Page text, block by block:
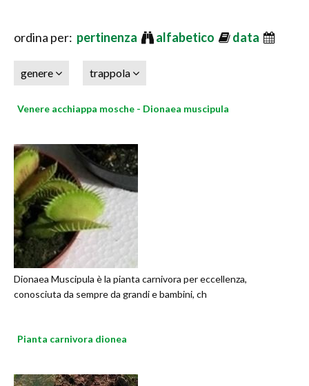
ordina per: pertinenza alfabetico data
genere trappola
Venere acchiappa mosche - Dionaea muscipula
Dionaea Muscipula è la pianta carnivora per eccellenza,
conosciuta da sempre da grandi e bambini, ch
Pianta carnivora dionea